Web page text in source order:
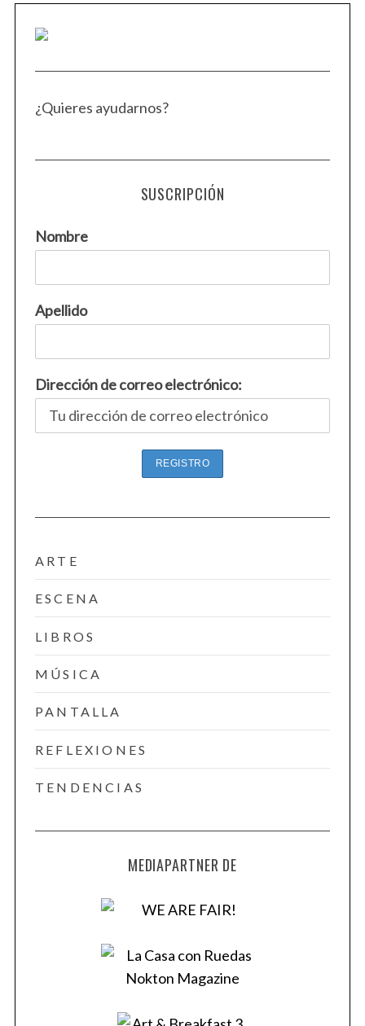
¿Quieres ayudarnos?
SUSCRIPCIÓN
Nombre
Apellido
Dirección de correo electrónico:
ARTE
ESCENA
LIBROS
MÚSICA
PANTALLA
REFLEXIONES
TENDENCIAS
MEDIAPARTNER DE